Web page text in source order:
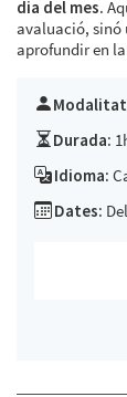
dia del mes.
avaluació, sinó
aprofundir en
Durada:
Idioma:
Dates: